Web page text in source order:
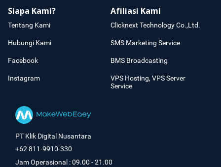
Siapa Kami?
Tentang Kami
Hubungi Kami
Facebook
Instagram
Afiliasi Kami
Clicknext Technology Co.,Ltd.
SMS Marketing Service
BMS Broadcasting
VPS Hosting, VPS Server
Service
PT Klik Digital Nusantara
+62 811-9910-330
Jam Operasional : 09.00 - 21.00